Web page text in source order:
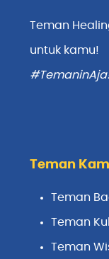
Teman
untuk kamu!
Teman
Teman
Teman
Teman